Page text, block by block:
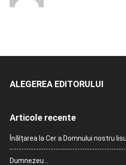
ALEGEREA EDITORULUI
Articole recente
Înălțarea la Cer a Domnului nostru
Dumnezeu…